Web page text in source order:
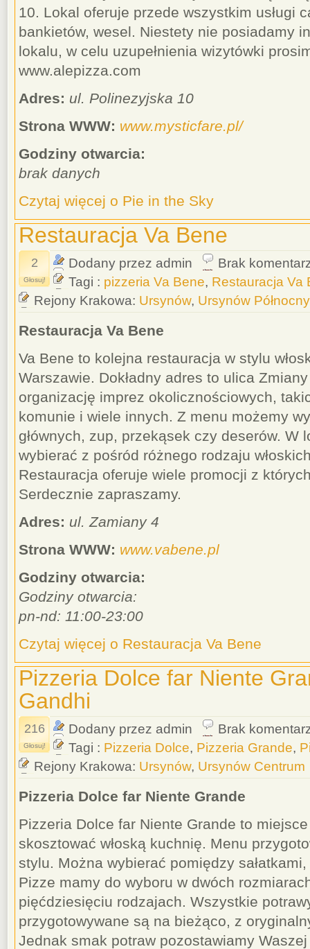
10. Lokal oferuje przede wszystkim usługi
bankietów, wesel. Niestety nie posiadamy
lokalu, w celu uzupełnienia wizytówki
www.alepizza.com
Adres: ul. Polinezyjska 10
Strona WWW: www.mysticfare.pl/
Godziny otwarcia:
brak danych
Czytaj więcej o Pie in the Sky
Restauracja Va Bene
2
Głosuj!
Dodany przez admin
Brak
Tagi : pizzeria Va Bene, Restauracja Va
Rejony Krakowa: Ursynów, Ursynów Północny
Restauracja Va Bene
Va Bene to kolejna restauracja w stylu
Warszawie. Dokładny adres to ulica
organizację imprez okolicznościowych,
komunie i wiele innych. Z menu możemy
głównych, zup, przekąsek czy deserów. W
wybierać z pośród różnego rodzaju
Restauracja oferuje wiele promocji z
Serdecznie zapraszamy.
Adres: ul. Zamiany 4
Strona WWW: www.vabene.pl
Godziny otwarcia:
Godziny otwarcia:
pn-nd: 11:00-23:00
Czytaj więcej o Restauracja Va Bene
Pizzeria Dolce far Niente
Gandhi
216
Głosuj!
Dodany przez admin
Brak
Tagi : Pizzeria Dolce, Pizzeria Grande,
Rejony Krakowa: Ursynów, Ursynów Centrum
Pizzeria Dolce far Niente Grande
Pizzeria Dolce far Niente Grande to
skosztować włoską kuchnię. Menu
stylu. Można wybierać pomiędzy
Pizze mamy do wyboru w dwóch
pięćdziesięciu rodzajach. Wszystkie
przygotowywane są na bieżąco, z
Jednak smak potraw pozostawiamy